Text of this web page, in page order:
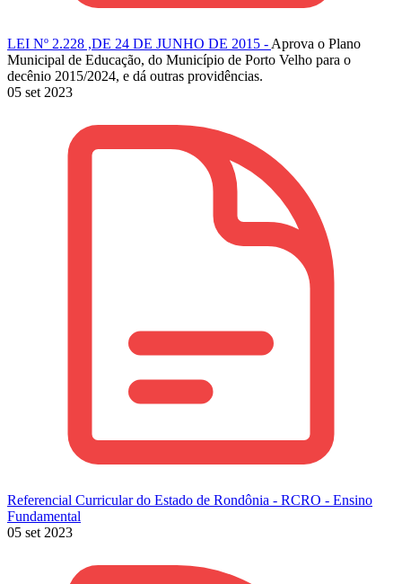
LEI Nº 2.228 ,DE 24 DE JUNHO DE 2015 - Aprova o Plano
Municipal de Educação, do Município de Porto Velho para o
decênio 2015/2024, e dá outras providências.
05 set 2023
Referencial Curricular do Estado de Rondônia - RCRO - Ensino
Fundamental
05 set 2023